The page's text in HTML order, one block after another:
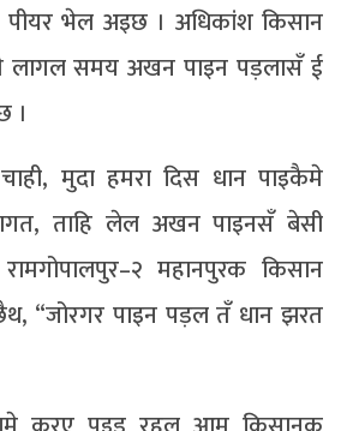
भेल अइछ । अधिकांश किसान
लागल समय अखन पाइन पड़लासँ ई
।
मुदा हमरा दिस धान पाइकैमे
ताहि लेल अखन पाइनसँ बेसी
महानपुरक किसान
“जोरगर पाइन पड़ल तँ धान झरत